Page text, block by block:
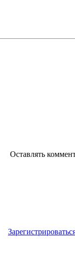
Оставлять